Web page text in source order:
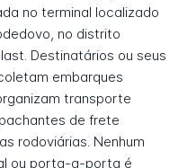
no terminal localizado
no distrito
Destinatários ou seus
embarques
transporte
de frete
rodoviárias. Nenhum
ou porta-a-porta é